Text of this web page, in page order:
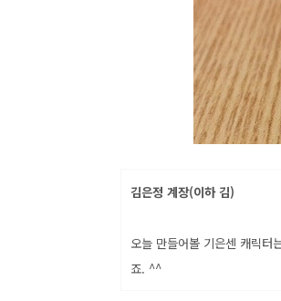
김은정 계장(이하 김)
오늘 만들어볼 기은센 캐릭터
죠. ^^